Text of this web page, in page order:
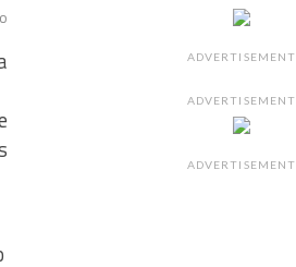
ADVERTISEMENT
ADVERTISEMENT
ADVERTISEMENT